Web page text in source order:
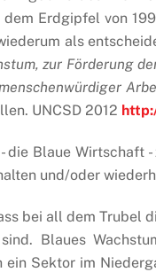
Erdgipfel von
als
zur Förderung
UNCSD 2012
die Blaue Wirtschaft
und/oder
bei all dem Trubel
Blaues
Sektor im